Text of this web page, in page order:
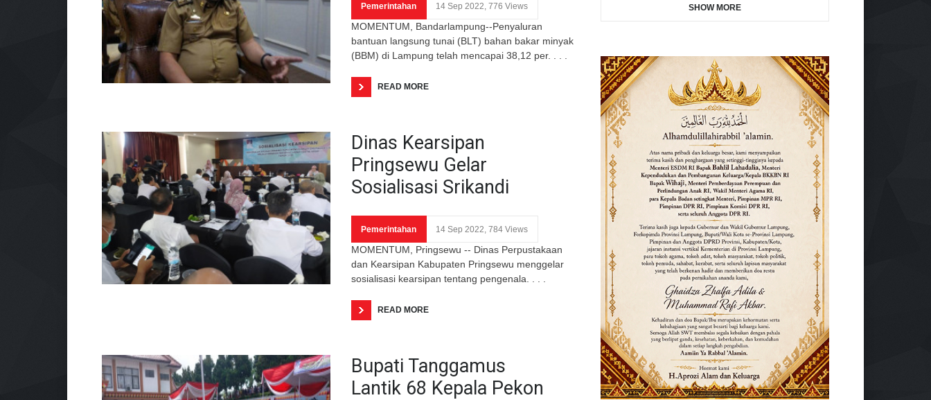
Pemerintahan 14 Sep 2022, 776 Views
MOMENTUM, Bandarlampung--Penyaluran
bantuan langsung tunai (BLT) bahan bakar minyak
(BBM) di Lampung telah mencapai 38,12 per. . . .
READ MORE
Dinas Kearsipan
Pringsewu Gelar
Sosialisasi Srikandi
Pemerintahan 14 Sep 2022, 784 Views
MOMENTUM, Pringsewu -- Dinas Perpustakaan
dan Kearsipan Kabupaten Pringsewu menggelar
sosialisasi kearsipan tentang pengenala. . . .
READ MORE
Bupati Tanggamus
Lantik 68 Kepala Pekon
SHOW MORE